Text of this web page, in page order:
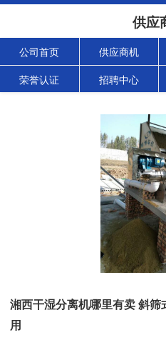
供应
公司首页 供应商机
荣誉认证 招聘中心
湘西干湿分离机哪里有卖 斜
用